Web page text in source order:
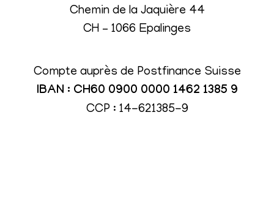
Chemin de la Jaquière 44
CH – 1066 Epalinges
Compte auprès de Postfinance Suisse
IBAN : CH60 0900 0000 1462 1385 9
CCP : 14-621385-9